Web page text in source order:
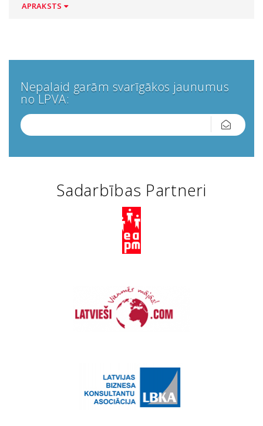
APRAKSTS
Nepalaid garām svarīgākos jaunumus
no LPVA:
Sadarbības Partneri